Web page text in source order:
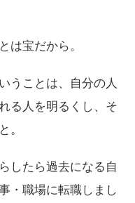
は宝だから。
うことは、自分の人
る人を明るくし、そ
。
したら過去になる自
・職場に転職しまし